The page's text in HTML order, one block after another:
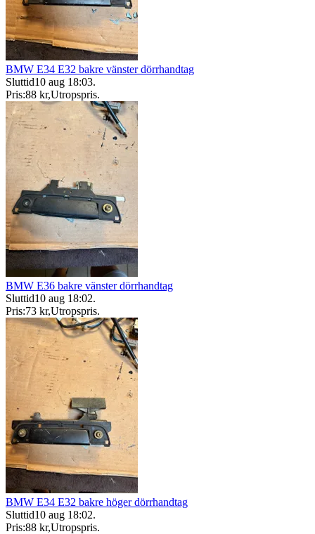
BMW E34 E32 bakre vänster dörrhandtag
Sluttid10 aug 18:03.
Pris:88 kr,Utropspris.
BMW E36 bakre vänster dörrhandtag
Sluttid10 aug 18:02.
Pris:73 kr,Utropspris.
BMW E34 E32 bakre höger dörrhandtag
Sluttid10 aug 18:02.
Pris:88 kr,Utropspris.